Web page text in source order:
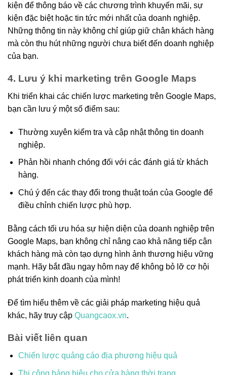
kiện để thông báo về các chương trình khuyến mãi, sự
kiện đặc biệt hoặc tin tức mới nhất của doanh nghiệp.
Những thông tin này không chỉ giúp giữ chân khách hàng
mà còn thu hút những người chưa biết đến doanh nghiệp
của bạn.
4. Lưu ý khi marketing trên Google Maps
Khi triển khai các chiến lược marketing trên Google Maps,
bạn cần lưu ý một số điểm sau:
Thường xuyên kiểm tra và cập nhật thông tin doanh
nghiệp.
Phản hồi nhanh chóng đối với các đánh giá từ khách
hàng.
Chú ý đến các thay đổi trong thuật toán của Google để
điều chỉnh chiến lược phù hợp.
Bằng cách tối ưu hóa sự hiện diện của doanh nghiệp trên
Google Maps, bạn không chỉ nâng cao khả năng tiếp cận
khách hàng mà còn tạo dựng hình ảnh thương hiệu vững
mạnh. Hãy bắt đầu ngay hôm nay để không bỏ lỡ cơ hội
phát triển kinh doanh của mình!
Để tìm hiểu thêm về các giải pháp marketing hiệu quả
khác, hãy truy cập Quangcaox.vn.
Bài viết liên quan
Chiến lược quảng cáo địa phương hiệu quả
Thi công bảng hiệu cho cửa hàng thời trang